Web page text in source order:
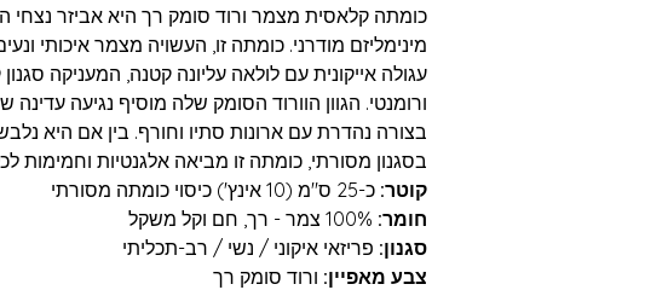
כומתה קלאסית מצמר ורוד סומק רך היא אביזר
מינימליזם מודרני. כומתה זו, העשויה מצמר איכותי
עגולה אייקונית עם לולאה עליונה קטנה, המעניקה
ורומנטי. הגוון הוורוד הסומק שלה מוסיף נגיעה
בצורה נהדרת עם ארונות סתיו וחורף. בין אם היא
בסגנון מסורתי, כומתה זו מביאה אלגנטיות וחמימות
קוטר: כ-25 ס"מ (10 אינץ') כיסוי כומתה מסורתי
חומר:
סגנון: פריזאי איקוני / נשי / רב-תכליתי
צבע מאפיין: ורוד סומק רך